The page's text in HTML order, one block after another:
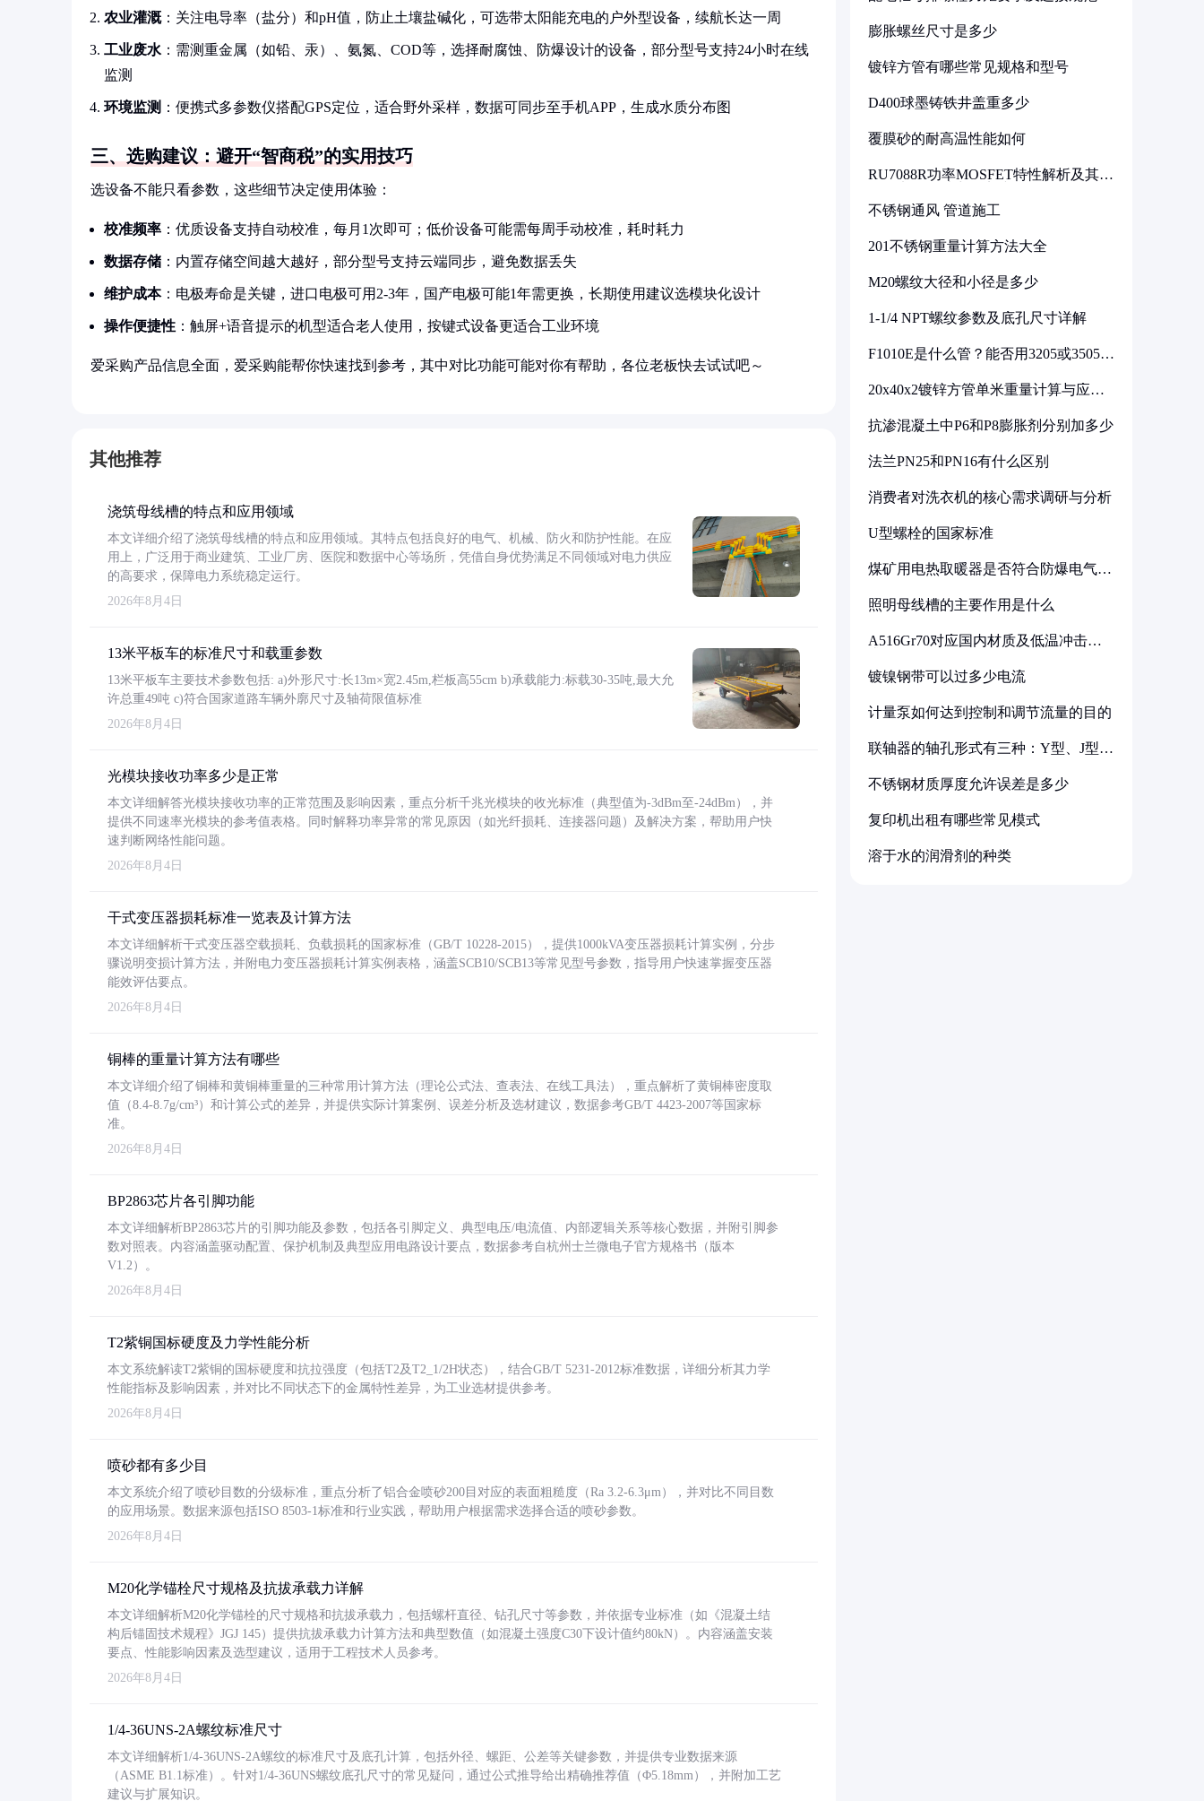
农业灌溉：关注电导率（盐分）和pH值，防止土壤盐碱化，可选带太阳能充电的户外型设备，续航长达一周
工业废水 ：需测重金属（如铅、汞）、氨氮、COD等，选择耐腐蚀、防爆设计的设备，部分型号支持24小时在线
监测
环境监测 ：便携式多参数仪搭配GPS定位，适合野外采样，数据可同步至手机APP，生成水质分布图
三、选购建议：避开“智商税”的实用技巧
选设备不能只看参数，这些细节决定使用体验：
校准频率 ：优质设备支持自动校准，每月1次即可；低价设备可能需每周手动校准，耗时耗力
数据存储 ：内置存储空间越大越好，部分型号支持云端同步，避免数据丢失
维护成本：电极寿命是关键，进口电极可用2-3年，国产电极可能1年需更换，长期使用建议选模块化设计
操作便捷性 ：触屏+语音提示的机型适合老人使用，按键式设备更适合工业环境
爱采购产品信息全面，爱采购能帮你快速找到参考，其中对比功能可能对你有帮助，各位老板快去试试吧～
其他推荐
浇筑母线槽的特点和应用领域
本文详细介绍了浇筑母线槽的特点和应用领域。其特点包括良好的电气、机械、防火和防护性能。在应
用上，广泛用于商业建筑、工业厂房、医院和数据中心等场所，凭借自身优势满足不同领域对电力供应
的高要求，保障电力系统稳定运行。
2026年8月4日
13米平板车的标准尺寸和载重参数
13米平板车主要技术参数包括: a)外形尺寸:长13m×宽2.45m,栏板高55cm b)承载能力:标载30-35吨,最大允
许总重49吨 c)符合国家道路车辆外廓尺寸及轴荷限值标准
2026年8月4日
光模块接收功率多少是正常
本文详细解答光模块接收功率的正常范围及影响因素，重点分析千兆光模块的收光标准（典型值为-3dBm至-24dBm），并
提供不同速率光模块的参考值表格。同时解释功率异常的常见原因（如光纤损耗、连接器问题）及解决方案，帮助用户快
速判断网络性能问题。
2026年8月4日
干式变压器损耗标准一览表及计算方法
本文详细解析干式变压器空载损耗、负载损耗的国家标准（GB/T 10228-2015），提供1000kVA变压器损耗计算实例，分步
骤说明变损计算方法，并附电力变压器损耗计算实例表格，涵盖SCB10/SCB13等常见型号参数，指导用户快速掌握变压器
能效评估要点。
2026年8月4日
铜棒的重量计算方法有哪些
本文详细介绍了铜棒和黄铜棒重量的三种常用计算方法（理论公式法、查表法、在线工具法），重点解析了黄铜棒密度取
值（8.4-8.7g/cm³）和计算公式的差异，并提供实际计算案例、误差分析及选材建议，数据参考GB/T 4423-2007等国家标
准。
2026年8月4日
BP2863芯片各引脚功能
本文详细解析BP2863芯片的引脚功能及参数，包括各引脚定义、典型电压/电流值、内部逻辑关系等核心数据，并附引脚参
数对照表。内容涵盖驱动配置、保护机制及典型应用电路设计要点，数据参考自杭州士兰微电子官方规格书（版本
V1.2）。
2026年8月4日
T2紫铜国标硬度及力学性能分析
本文系统解读T2紫铜的国标硬度和抗拉强度（包括T2及T2_1/2H状态），结合GB/T 5231-2012标准数据，详细分析其力学
性能指标及影响因素，并对比不同状态下的金属特性差异，为工业选材提供参考。
2026年8月4日
喷砂都有多少目
本文系统介绍了喷砂目数的分级标准，重点分析了铝合金喷砂200目对应的表面粗糙度（Ra 3.2-6.3μm），并对比不同目数
的应用场景。数据来源包括ISO 8503-1标准和行业实践，帮助用户根据需求选择合适的喷砂参数。
2026年8月4日
M20化学锚栓尺寸规格及抗拔承载力详解
本文详细解析M20化学锚栓的尺寸规格和抗拔承载力，包括螺杆直径、钻孔尺寸等参数，并依据专业标准（如《混凝土结
构后锚固技术规程》JGJ 145）提供抗拔承载力计算方法和典型数值（如混凝土强度C30下设计值约80kN）。内容涵盖安装
要点、性能影响因素及选型建议，适用于工程技术人员参考。
2026年8月4日
1/4-36UNS-2A螺纹标准尺寸
本文详细解析1/4-36UNS-2A螺纹的标准尺寸及底孔计算，包括外径、螺距、公差等关键参数，并提供专业数据来源
（ASME B1.1标准）。针对1/4-36UNS螺纹底孔尺寸的常见疑问，通过公式推导给出精确推荐值（Φ5.18mm），并附加工艺
建议与扩展知识。
膨胀螺丝尺寸是多少
镀锌方管有哪些常见规格和型号
D400球墨铸铁井盖重多少
覆膜砂的耐高温性能如何
RU7088R功率MOSFET特性解析及其在
不锈钢通风 管道施工
201不锈钢重量计算方法大全
M20螺纹大径和小径是多少
1-1/4 NPT螺纹参数及底孔尺寸详解
F1010E是什么管？能否用3205或3505代
20x40x2镀锌方管单米重量计算与应用
抗渗混凝土中P6和P8膨胀剂分别加多少
法兰PN25和PN16有什么区别
消费者对洗衣机的核心需求调研与分析
U型螺栓的国家标准
煤矿用电热取暖器是否符合防爆电气设
照明母线槽的主要作用是什么
A516Gr70对应国内材质及低温冲击要
镀镍钢带可以过多少电流
计量泵如何达到控制和调节流量的目的
联轴器的轴孔形式有三种：Y型、J型、
不锈钢材质厚度允许误差是多少
复印机出租有哪些常见模式
溶于水的润滑剂的种类